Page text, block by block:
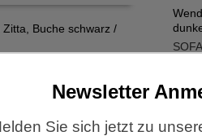
Buche schwarz /
Newsletter
Sie sich jetzt zu